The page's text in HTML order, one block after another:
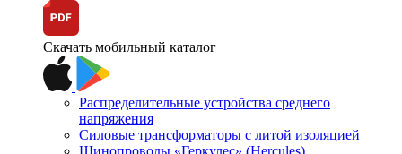
Скачать мобильный каталог
Распределительные устройства среднего
напряжения
Силовые трансформаторы с литой изоляцией
Шинопроводы «Геркулес» (Hercules)